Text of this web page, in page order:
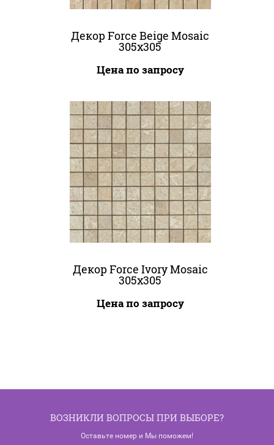
Декор Force Beige Mosaic
305x305
Цена по запросу
Декор Force Ivory Mosaic
305x305
Цена по запросу
ВОЗНИКЛИ ВОПРОСЫ ПРИ ВЫБОРЕ?
Оставьте номер и Мы поможем!